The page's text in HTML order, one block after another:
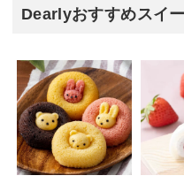
Dearlyおすすめスイ